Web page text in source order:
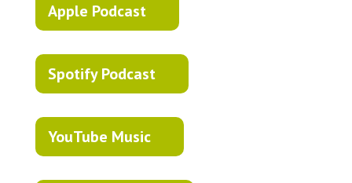
Apple Podcast
Spotify Podcast
YouTube Music